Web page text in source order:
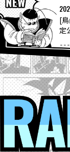
ABOUT
LANGUAGE
JP
EN
[
定
『
ツ
【
目